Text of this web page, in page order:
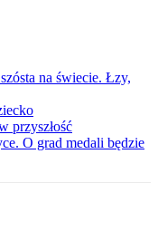
na świecie. Łzy,
przyszłość
O grad medali będzie